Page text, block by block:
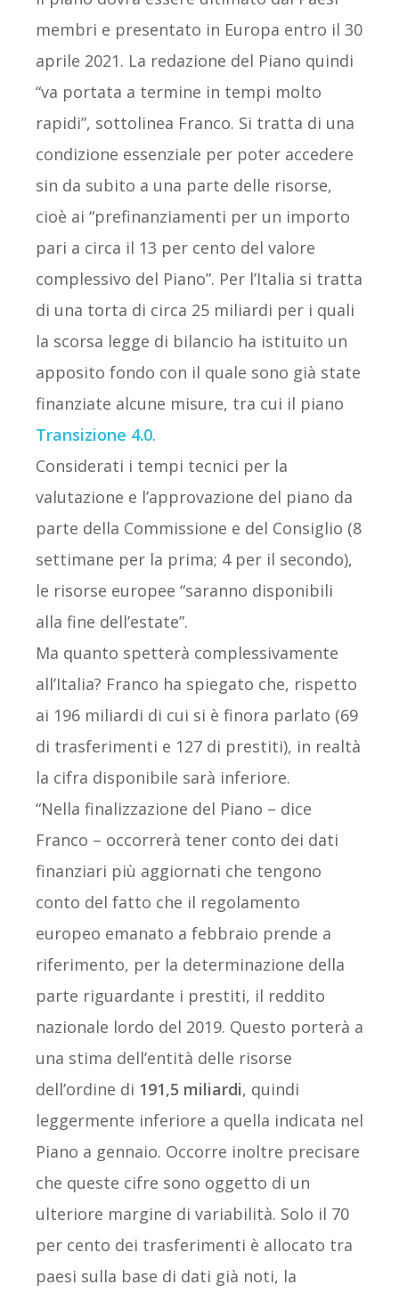
membri e presentato in Europa entro il 30
aprile 2021. La redazione del Piano quindi
“va portata a termine in tempi molto
rapidi”, sottolinea Franco. Si tratta di una
condizione essenziale per poter accedere
sin da subito a una parte delle risorse,
cioè ai “prefinanziamenti per un importo
pari a circa il 13 per cento del valore
complessivo del Piano”. Per l’Italia si tratta
di una torta di circa 25 miliardi per i quali
la scorsa legge di bilancio ha istituito un
apposito fondo con il quale sono già state
finanziate alcune misure, tra cui il piano
Transizione 4.0.
Considerati i tempi tecnici per la
valutazione e l’approvazione del piano da
parte della Commissione e del Consiglio (8
settimane per la prima; 4 per il secondo),
le risorse europee “saranno disponibili
alla fine dell’estate”.
Ma quanto spetterà complessivamente
all’Italia? Franco ha spiegato che, rispetto
ai 196 miliardi di cui si è finora parlato (69
di trasferimenti e 127 di prestiti), in realtà
la cifra disponibile sarà inferiore.
“Nella finalizzazione del Piano – dice
Franco – occorrerà tener conto dei dati
finanziari più aggiornati che tengono
conto del fatto che il regolamento
europeo emanato a febbraio prende a
riferimento, per la determinazione della
parte riguardante i prestiti, il reddito
nazionale lordo del 2019. Questo porterà a
una stima dell’entità delle risorse
dell’ordine di 191,5 miliardi, quindi
leggermente inferiore a quella indicata nel
Piano a gennaio. Occorre inoltre precisare
che queste cifre sono oggetto di un
ulteriore margine di variabilità. Solo il 70
per cento dei trasferimenti è allocato tra
paesi sulla base di dati già noti, la